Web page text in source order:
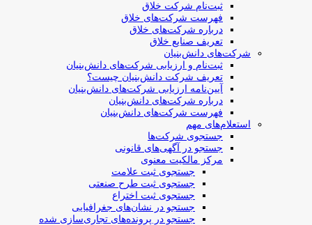
ثبت‌نام شرکت خلاق
فهرست شرکت‌های خلاق
درباره شرکت‌های خلاق
تعریف صنایع خلاق
شرکت‌های دانش‌بنیان
ثبت‌نام و ارزیابی شرکت‌های دانش‌بنیان
تعریف شرکت دانش‌بنیان چیست؟
آیین‌نامه ارزیابی شرکت‌های دانش‌بنیان
درباره شرکت‌های دانش‌بنیان
فهرست شرکت‌های دانش‌بنیان
استعلام‌های مهم
جستجوی شرکت‌ها
جستجو در آگهی‌های قانونی
مرکز مالکیت معنوی
جستجوی ثبت علامت
جستجوی ثبت طرح صنعتی
جستجوی ثبت اختراع
جستجو در نشان‌های جغرافیایی
جستجو در پرونده‌های تجاری‌سازی شده